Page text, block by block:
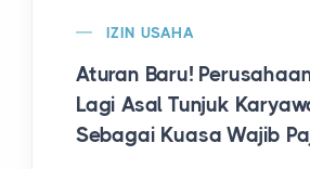
IZIN USAHA
Aturan Baru!
Lagi Asal Tunjuk
Sebagai Kuasa Wajib